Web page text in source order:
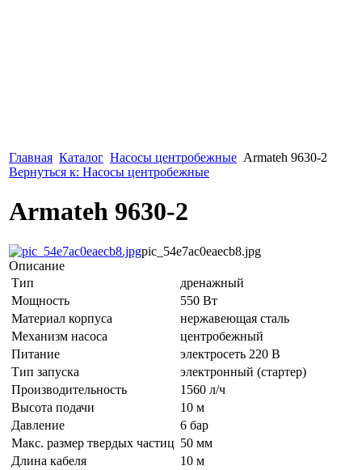
Главная Каталог Насосы центробежные Armateh 9630-2
Вернуться к: Насосы центробежные
Armateh 9630-2
pic_54e7ac0eaecb8.jpg
Описание
Тип
дренажный
Мощность
550 Вт
Материал корпуса
нержавеющая сталь
Механизм насоса
центробежный
Питание
электросеть 220 В
Тип запуска
электронный (стартер)
Производительность
1560 л/ч
Высота подачи
10 м
Давление
6 бар
Макс. размер твердых частиц 50 мм
Длина кабеля
10 м